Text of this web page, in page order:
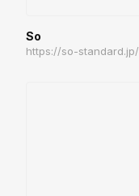
So
https://so-standard.jp/